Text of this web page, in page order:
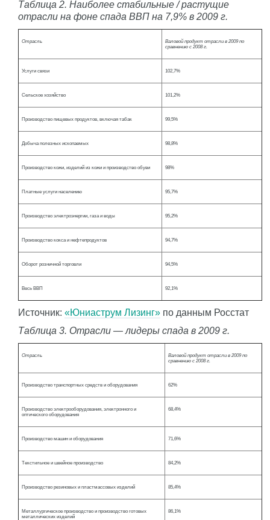
Таблица 2. Наиболее стабильные / растущие
отрасли на фоне спада ВВП на 7,9% в 2009 г.
Отрасль
Валовой продукт отрасли в 2009 по
сравнению с 2008 г.
Услуги связи 102,7%
Сельское хозяйство 101,2%
Производство пищевых продуктов, включая табак 99,5%
Добыча полезных ископаемых 98,8%
Производство кожи, изделий из кожи и производство обуви 98%
Платные услуги населению 95,7%
Производство электроэнергии, газа и воды 95,2%
Производство кокса и нефтепродуктов 94,7%
Оборот розничной торговли 94,5%
Весь ВВП 92,1%
Источник: «Юниаструм Лизинг» по данным Росстат
Таблица 3. Отрасли — лидеры спада в 2009 г.
Отрасль
Валовой продукт отрасли в 2009 по
сравнению с 2008 г.
Производство транспортных средств и оборудования 62%
Производство электрооборудования, электронного и
оптического оборудования
68,4%
Производство машин и оборудования 71,6%
Текстильное и швейное производство 84,2%
Производство резиновых и пластмассовых изделий 85,4%
Металлургическое производство и производство готовых
металлических изделий
86,1%